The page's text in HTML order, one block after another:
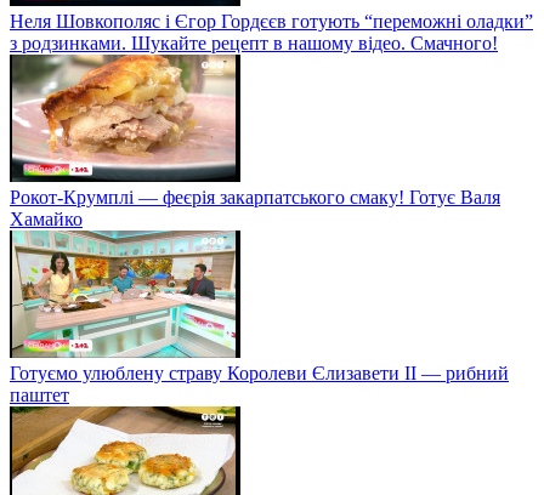
Неля Шовкополяс і Єгор Гордєєв готують “переможні оладки”
з родзинками. Шукайте рецепт в нашому відео. Смачного!
Рокот-Крумплі — феєрія закарпатського смаку! Готує Валя
Хамайко
Готуємо улюблену страву Королеви Єлизавети II — рибний
паштет